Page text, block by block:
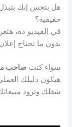
هل بتحس إنك
حقيقية؟
في الفيديو ده،
بدون ما تحتاج
سواء كنت صاحب
هيكون دليلك
شغلك وتزود